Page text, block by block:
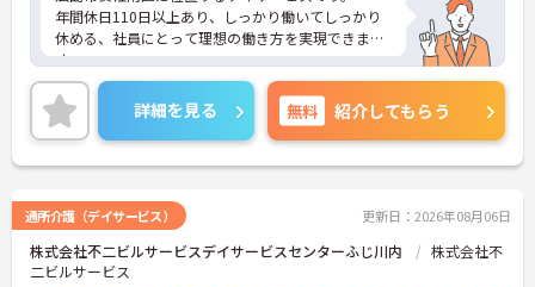
年間休日110日以上あり、しっかり働いてしっかり
休める、社員にとって理想の働き方を実現できま
す。
マイカー通勤が可能なため、通勤に便利です。
ご興味をお持ちの方はお気軽にお問い合わせくださ
い。
詳細を見る 無料 紹介してもらう
通所介護（デイサービス） 更新日：2026年08月06日
株式会社不二ビルサービスデイサービスセンターふじ川内
株式会社不
二ビルサービス